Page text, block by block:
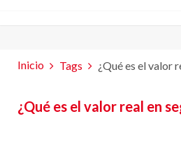
Inicio Tags ¿Qué es el valor
¿Qué es el valor real en